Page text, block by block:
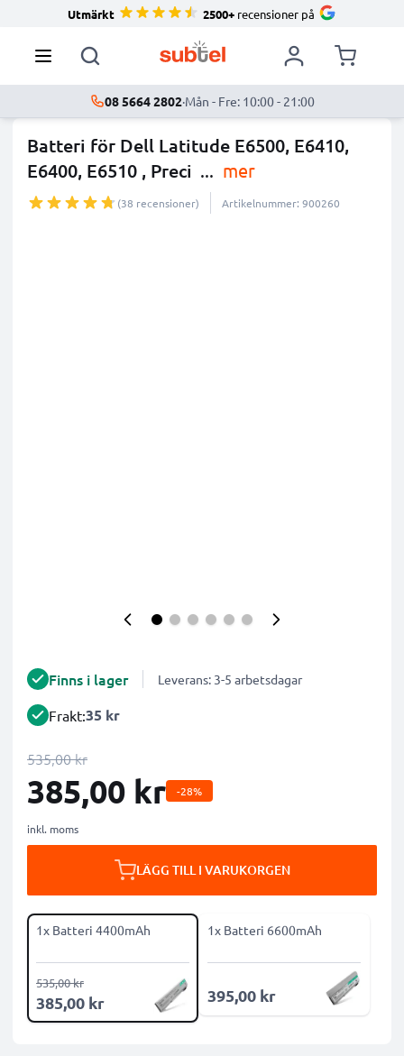
Utmärkt 2500+ recensioner på
08 5664 2802·Mån - Fre: 10:00 - 21:00
Batteri för Dell Latitude E6500, E6410,
E6400, E6510 , Preci ... mer
(38 recensioner) Artikelnummer: 900260
Finns i lager Leverans: 3-5 arbetsdagar
Frakt:35 kr
535,00 kr
385,00 kr -28%
inkl. moms
LÄGG TILL I VARUKORGEN
1x Batteri 4400mAh
385,00 kr
535,00 kr
1x Batteri 6600mAh
395,00 kr